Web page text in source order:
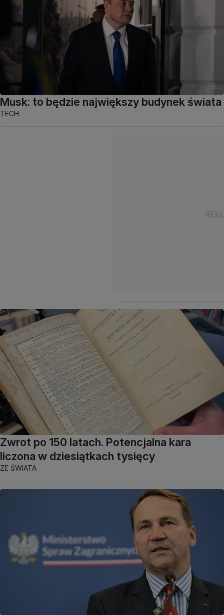
Musk: to będzie największy budynek świata
TECH
Zwrot po 150 latach. Potencjalna kara
liczona w dziesiątkach tysięcy
ZE ŚWIATA